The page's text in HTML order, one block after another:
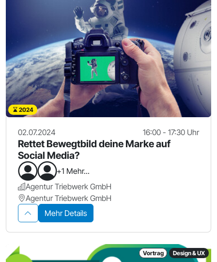
2024
02.07.2024 16:00 - 17:30 Uhr
Rettet Bewegtbild deine Marke auf
Social Media?
+1 Mehr...
Agentur Triebwerk GmbH
Agentur Triebwerk GmbH
Mehr Details
Vortrag Design & UX